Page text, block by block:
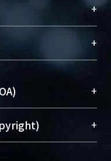
永久珍藏及向國際
能量，圖書館整合
）不同功能平
。期能整合研
術產出、推廣研究
researcher
integrates the
with “Academic
+
(Social
+
+
訊取用性的社會運
研究著作公開供使
+